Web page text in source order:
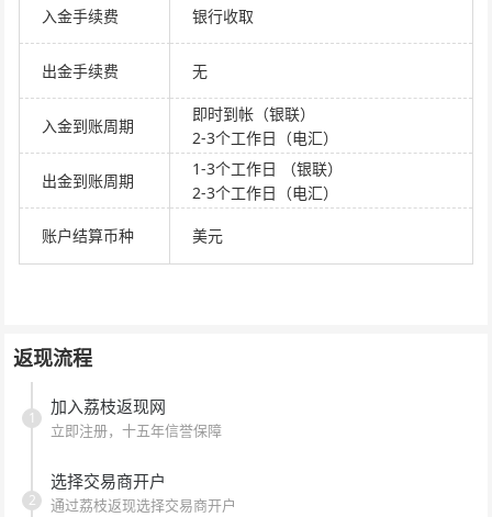
入金手续费 银行收取
出金手续费 无
入金到账周期
即时到帐（银联）
2-3个工作日（电汇）
出金到账周期
1-3个工作日 （银联）
2-3个工作日（电汇）
账户结算币种 美元
返现流程
加入荔枝返现网
立即注册，十五年信誉保障
1
选择交易商开户
通过荔枝返现选择交易商开户
2